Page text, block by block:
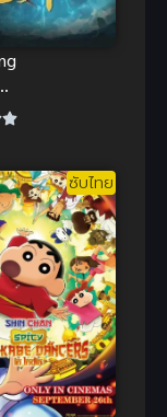
ย์
ใหม่
ซับไทย